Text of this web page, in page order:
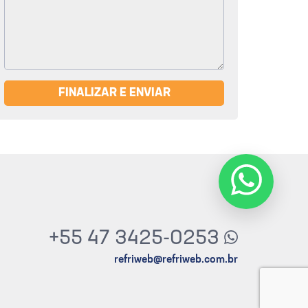
FINALIZAR E ENVIAR
+55 47 3425-0253
refriweb@refriweb.com.br